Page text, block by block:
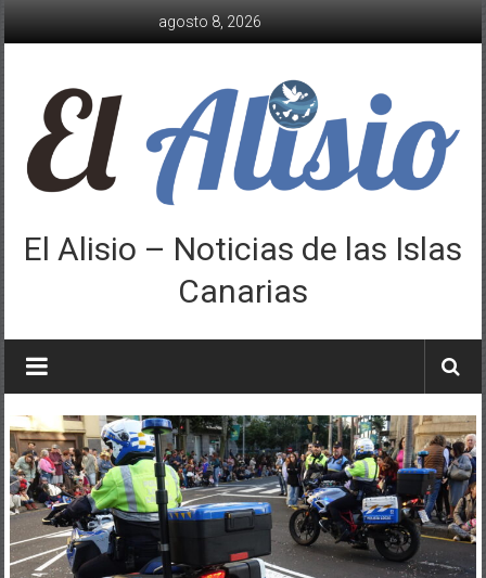
agosto 8, 2026
El Alisio – Noticias de las Islas
Canarias